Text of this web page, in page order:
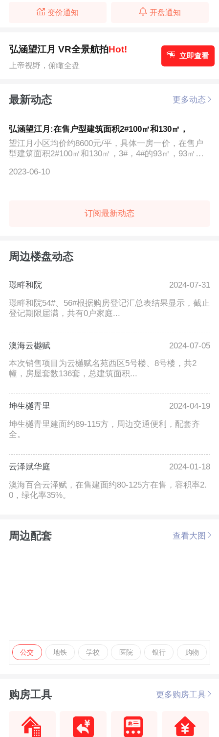
变价通知 开盘通知
弘涵望江月 VR全景航拍Hot!
上帝视野，俯瞰全盘
立即查看
最新动态 更多动态
弘涵望江月:在售户型建筑面积2#100㎡和130㎡，
望江月小区均价约8600元/平，具体一房一价，在售户
型建筑面积2#100㎡和130㎡，3#，4#的93㎡，93㎡为
2023-06-10
订阅最新动态
周边楼盘动态
璟畔和院
2024-07-31
璟畔和院54#、56#根据购房登记汇总表结果显示，截止
登记期限届满，共有0户家庭...
澳海云樾赋
2024-07-05
本次销售项目为云樾赋名苑西区5号楼、8号楼，共2
幢，房屋套数136套，总建筑面积...
坤生樾青里
2024-04-19
坤生樾青里建面约89-115方，周边交通便利，配套齐
全。
云泽赋华庭
2024-01-18
澳海百合云泽赋，在售建面约80-125方在售，容积率2.
0，绿化率35%。
周边配套 查看大图
公交 地铁 学校 医院 银行 购物
购房工具 更多购房工具